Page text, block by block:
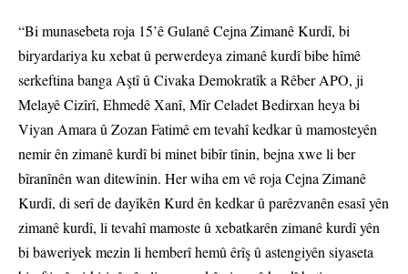
“Bi munasebeta roja 15’ê Gulanê Cejna Zimanê Kurdî, bi
biryardariya ku xebat û perwerdeya zimanê kurdî bibe hîmê
serkeftina banga Aştî û Civaka Demokratîk a Rêber APO, ji
Melayê Cizîrî, Ehmedê Xanî, Mîr Celadet Bedirxan heya bi
Viyan Amara û Zozan Fatimê em tevahî kedkar û mamosteyên
nemir ên zimanê kurdî bi minet bibîr tînin, bejna xwe li ber
bîranînên wan ditewînin. Her wiha em vê roja Cejna Zimanê
Kurdî, di serî de dayîkên Kurd ên kedkar û parêzvanên esasî yên
zimanê kurdî, li tevahî mamoste û xebatkarên zimanê kurdî yên
bi baweriyek mezin li hemberî hemû êrîş û astengiyên siyaseta